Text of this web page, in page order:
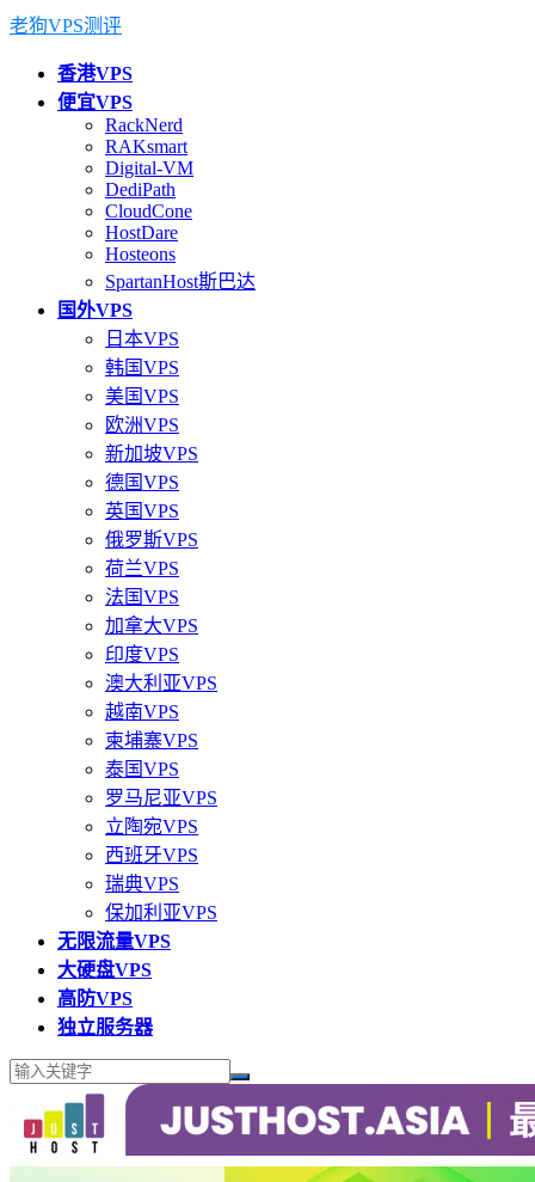
老狗VPS测评
香港VPS
便宜VPS
RackNerd
RAKsmart
Digital-VM
DediPath
CloudCone
HostDare
Hosteons
SpartanHost斯巴达
国外VPS
日本VPS
韩国VPS
美国VPS
欧洲VPS
新加坡VPS
德国VPS
英国VPS
俄罗斯VPS
荷兰VPS
法国VPS
加拿大VPS
印度VPS
澳大利亚VPS
越南VPS
柬埔寨VPS
泰国VPS
罗马尼亚VPS
立陶宛VPS
西班牙VPS
瑞典VPS
保加利亚VPS
无限流量VPS
大硬盘VPS
高防VPS
独立服务器